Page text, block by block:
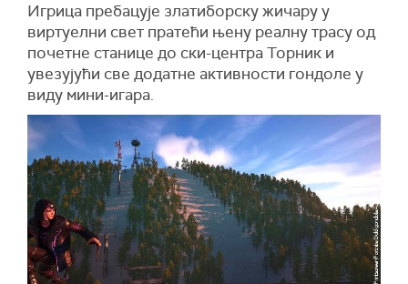
Игрица пребацује златиборску жичару у
виртуелни свет пратећи њену реалну трасу од
почетне станице до ски-центра Торник и
увезујући све додатне активности гондоле у
виду мини-игара.